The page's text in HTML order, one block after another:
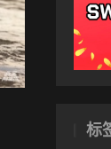
标